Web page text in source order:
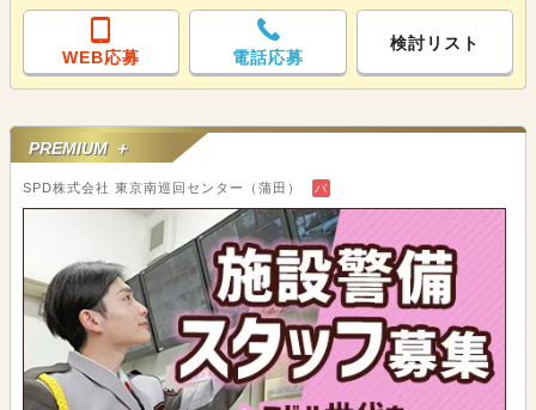
WEB応募 電話応募
検討リスト
PREMIUM ＋
SPD株式会社 東京南巡回センター（蒲田） バ